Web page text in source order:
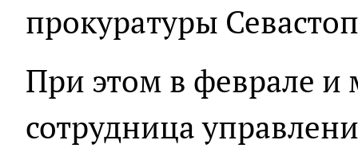
прокуратуры
При этом в феврале и
сотрудница